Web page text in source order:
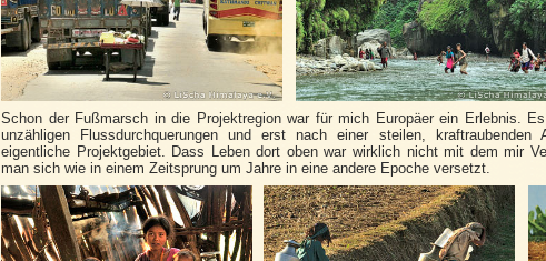
Schon der Fußmarsch in die Projektregion war für mich Europäer ein Erlebnis.
unzähligen Flussdurchquerungen und erst nach einer steilen, kraftraubenden
eigentliche Projektgebiet. Dass Leben dort oben war wirklich nicht mit dem mir
man sich wie in einem Zeitsprung um Jahre in eine andere Epoche versetzt.